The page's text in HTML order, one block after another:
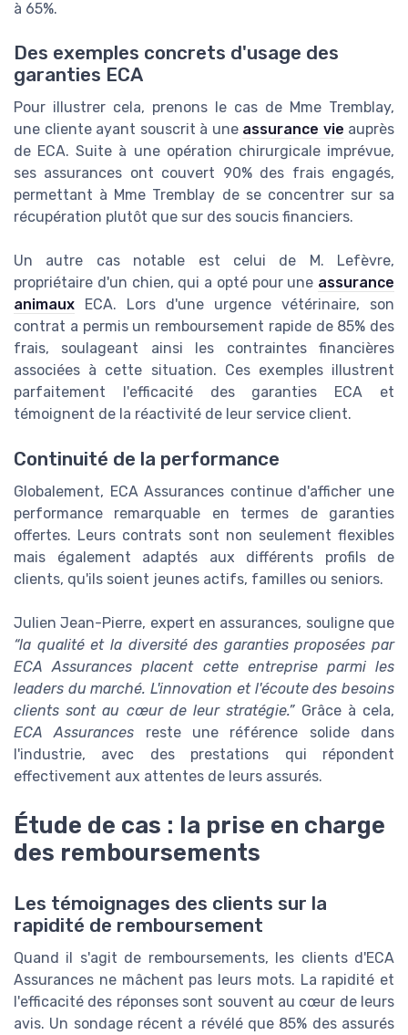
à 65%.
Des exemples concrets d'usage des
garanties ECA
Pour illustrer cela, prenons le cas de Mme Tremblay,
une cliente ayant souscrit à une assurance vie auprès
de ECA. Suite à une opération chirurgicale imprévue,
ses assurances ont couvert 90% des frais engagés,
permettant à Mme Tremblay de se concentrer sur sa
récupération plutôt que sur des soucis financiers.
Un autre cas notable est celui de M. Lefèvre,
propriétaire d'un chien, qui a opté pour une assurance
animaux ECA. Lors d'une urgence vétérinaire, son
contrat a permis un remboursement rapide de 85% des
frais, soulageant ainsi les contraintes financières
associées à cette situation. Ces exemples illustrent
parfaitement l'efficacité des garanties ECA et
témoignent de la réactivité de leur service client.
Continuité de la performance
Globalement, ECA Assurances continue d'afficher une
performance remarquable en termes de garanties
offertes. Leurs contrats sont non seulement flexibles
mais également adaptés aux différents profils de
clients, qu'ils soient jeunes actifs, familles ou seniors.
Julien Jean-Pierre, expert en assurances, souligne que
“la qualité et la diversité des garanties proposées par
ECA Assurances placent cette entreprise parmi les
leaders du marché. L'innovation et l'écoute des besoins
clients sont au cœur de leur stratégie.”Grâce à cela,
ECA Assurances reste une référence solide dans
l'industrie, avec des prestations qui répondent
effectivement aux attentes de leurs assurés.
Étude de cas : la prise en charge
des remboursements
Les témoignages des clients sur la
rapidité de remboursement
Quand il s'agit de remboursements, les clients d'ECA
Assurances ne mâchent pas leurs mots. La rapidité et
l'efficacité des réponses sont souvent au cœur de leurs
avis. Un sondage récent a révélé que 85% des assurés